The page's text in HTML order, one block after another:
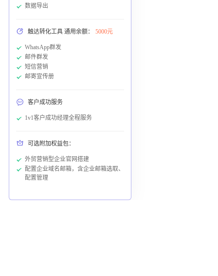
数据导出
触达转化工具 通用余额： 5000元
WhatsApp群发
邮件群发
短信营销
邮寄宣传册
客户成功服务
1v1客户成功经理全程服务
可选附加权益包：
外贸营销型企业官网搭建
配置企业域名邮箱，含企业邮箱选取、
配置管理